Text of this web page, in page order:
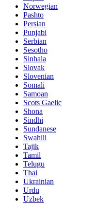
Norwegian
Pashto
Persian
Punjabi
Serbian
Sesotho
Sinhala
Slovak
Slovenian
Somali
Samoan
Scots Gaelic
Shona
Sindhi
Sundanese
Swahili
Tajik
Tamil
Telugu
Thai
Ukrainian
Urdu
Uzbek